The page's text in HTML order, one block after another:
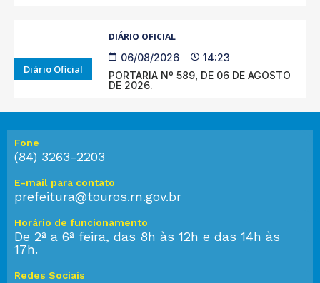
Diário Oficial
DIÁRIO OFICIAL
06/08/2026
14:23
PORTARIA Nº 589, DE 06 DE AGOSTO
DE 2026.
Fone
(84) 3263-2203
E-mail para contato
prefeitura@touros.rn.gov.br
Horário de funcionamento
De 2ª a 6ª feira, das 8h às 12h e das 14h às
17h.
Redes Sociais